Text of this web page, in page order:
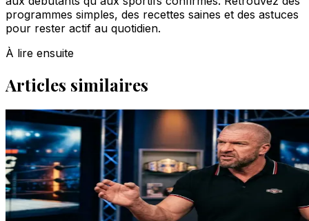
programmes simples, des recettes saines et des astuces
pour rester actif au quotidien.
À lire ensuite
Articles similaires